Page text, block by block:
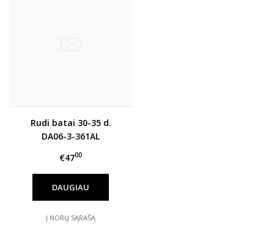
Rudi batai 30-35 d.
DA06-3-361AL
€4700
DAUGIAU
Į NORŲ SĄRAŠĄ